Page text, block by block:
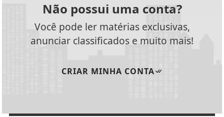
Não possui uma conta?
Você pode ler matérias exclusivas,
anunciar classificados e muito mais!
CRIAR MINHA CONTA